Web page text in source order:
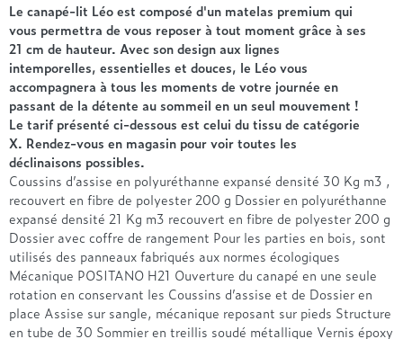
Simmons
Styldecor
Technilat
Tempur
Treca
Le canapé-lit Léo est composé d'un matelas premium qui
vous permettra de vous reposer à tout moment grâce à ses
21 cm de hauteur. Avec son design aux lignes
intemporelles, essentielles et douces, le Léo vous
accompagnera à tous les moments de votre journée en
passant de la détente au sommeil en un seul mouvement !
Le tarif présenté ci-dessous est celui du tissu de catégorie
X. Rendez-vous en magasin pour voir toutes les
déclinaisons possibles.
Coussins d’assise en polyuréthanne expansé densité 30 Kg m3 ,
recouvert en fibre de polyester 200 g Dossier en polyuréthanne
expansé densité 21 Kg m3 recouvert en fibre de polyester 200 g
Dossier avec coffre de rangement Pour les parties en bois, sont
utilisés des panneaux fabriqués aux normes écologiques
Mécanique POSITANO H21 Ouverture du canapé en une seule
rotation en conservant les Coussins d’assise et de Dossier en
place Assise sur sangle, mécanique reposant sur pieds Structure
en tube de 30 Sommier en treillis soudé métallique Vernis époxy